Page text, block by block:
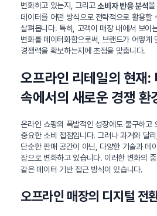
변화하고 있는지, 그리고 소비자 반응 분석
데이터를 어떤 방식으로 전략적으로 활용할
살펴봅니다. 특히, 고객이 매장 내에서 보이
변화를 데이터화함으로써, 브랜드가 어떻게
경쟁력을 확보하는지에 초점을 맞춥니다.
오프라인 리테일의 현재:
속에서의 새로운 경쟁 환
온라인 쇼핑의 폭발적인 성장에도 불구하고
중요한 소비 접점입니다. 그러나 과거와 달
단순한 판매 공간이 아닌, 다양한 기술과 데
장으로 변화하고 있습니다. 이러한 변화의
같은 데이터 기반 접근 방식이 있습니다.
오프라인 매장의 디지털 전